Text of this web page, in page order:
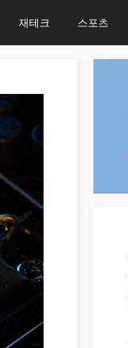
재테크 스포츠